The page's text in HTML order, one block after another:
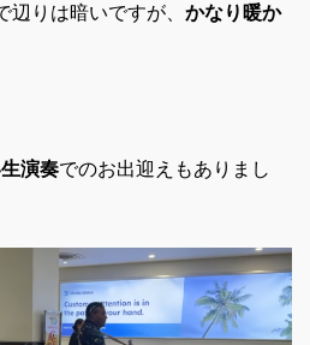
辺りは暗いですが、 かなり暖か
演奏でのお出迎えもありまし